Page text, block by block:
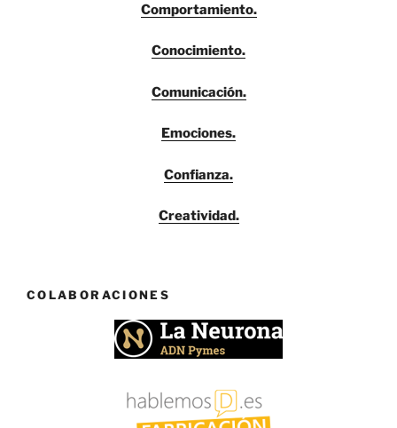
Comportamiento.
Conocimiento.
Comunicación.
Emociones.
Confianza.
Creatividad.
COLABORACIONES